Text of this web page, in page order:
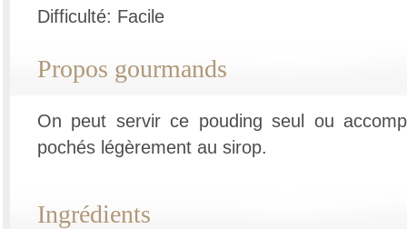
Difficulté: Facile
Propos gourmands
On peut servir ce pouding seul ou
pochés légèrement au sirop.
Ingrédients